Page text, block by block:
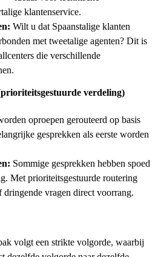
klantenservice.
Wilt u dat Spaanstalige klanten
met tweetalige agenten? Dit is
die verschillende
verdeling)
oproepen gerouteerd op basis
gesprekken als eerste worden
Sommige gesprekken hebben spoed
Met prioriteitsgestuurde routering
vragen direct voorrang.
volgt een strikte volgorde, waarbij